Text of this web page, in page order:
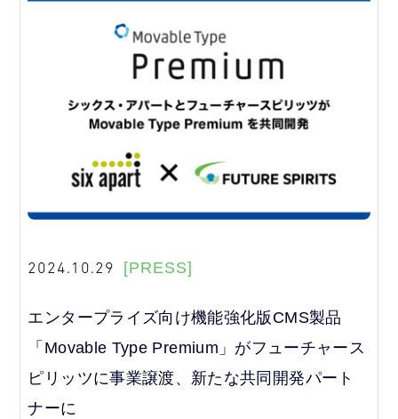
2024.10.29 [PRESS]
エンタープライズ向け機能強化版CMS製品
「Movable Type Premium」がフューチャース
ピリッツに事業譲渡、新たな共同開発パート
ナーに